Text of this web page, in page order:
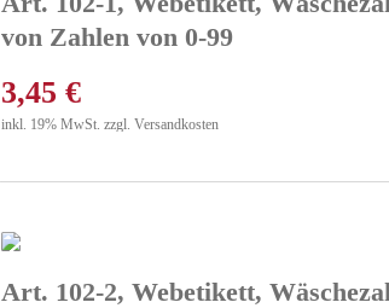
von Zahlen von 0-99
3,45 €
inkl. 19% MwSt. zzgl. Versandkosten
Art. 102-2, Webetikett,